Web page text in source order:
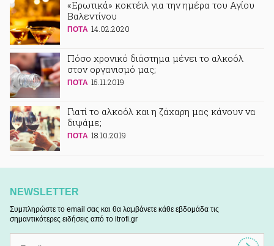
«Ερωτικά» κοκτέιλ για την ημέρα του Αγίου
Βαλεντίνου
ΠΟΤA 14.02.2020
Πόσο χρονικό διάστημα μένει το αλκοόλ
στον οργανισμό μας;
ΠΟΤA 15.11.2019
Γιατί το αλκοόλ και η ζάχαρη μας κάνουν να
διψάμε;
ΠΟΤA 18.10.2019
NEWSLETTER
Συμπληρώστε το email σας και θα λαμβάνετε κάθε εβδομάδα τις
σημαντικότερες ειδήσεις από το itrofi.gr